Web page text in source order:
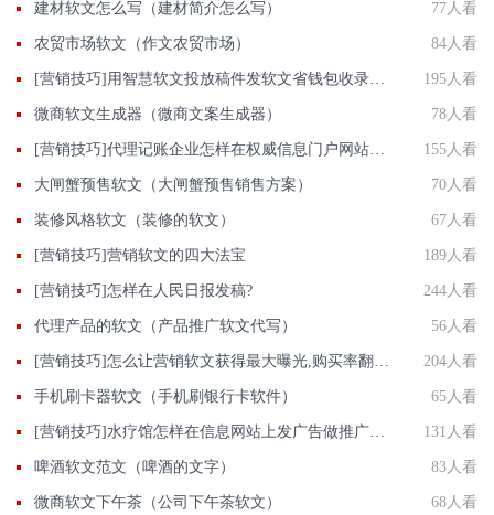
建材软文怎么写（建材简介怎么写） 77人看
农贸市场软文（作文农贸市场） 84人看
195人看
微商软文生成器（微商文案生成器） 78人看
155人看
大闸蟹预售软文（大闸蟹预售销售方案） 70人看
装修风格软文（装修的软文） 67人看
[营销技巧]营销软文的四大法宝 189人看
[营销技巧]怎样在人民日报发稿? 244人看
代理产品的软文（产品推广软文代写） 56人看
204人看
手机刷卡器软文（手机刷银行卡软件） 65人看
131人看
啤酒软文范文（啤酒的文字） 83人看
微商软文下午茶（公司下午茶软文） 68人看